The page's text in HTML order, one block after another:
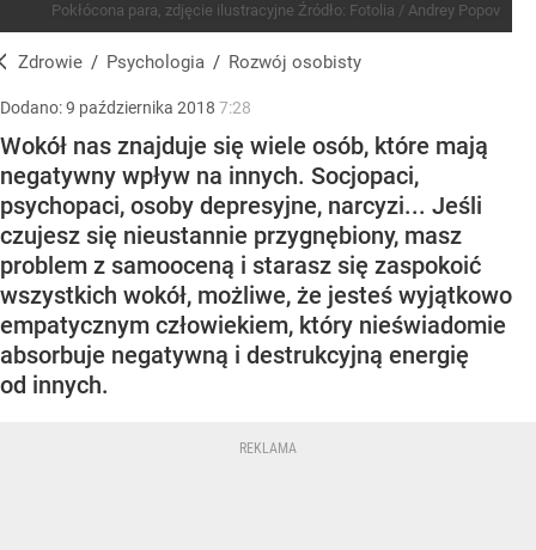
Pokłócona para, zdjęcie ilustracyjne Źródło: Fotolia / Andrey Popov
Zdrowie / Psychologia / Rozwój osobisty
Dodano:9 października 2018 7:28
Wokół nas znajduje się wiele osób, które mają
negatywny wpływ na innych. Socjopaci,
psychopaci, osoby depresyjne, narcyzi... Jeśli
czujesz się nieustannie przygnębiony, masz
problem z samooceną i starasz się zaspokoić
wszystkich wokół, możliwe, że jesteś wyjątkowo
empatycznym człowiekiem, który nieświadomie
absorbuje negatywną i destrukcyjną energię
od innych.